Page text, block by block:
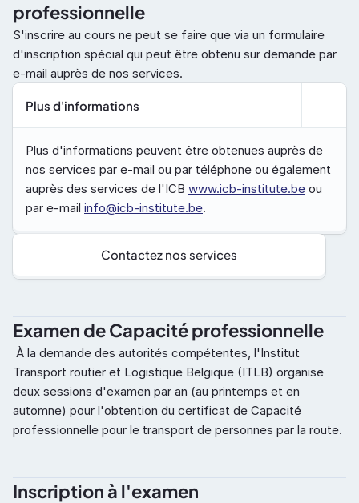
professionnelle
S'inscrire au cours ne peut se faire que via un formulaire
d'inscription spécial qui peut être obtenu sur demande par
e-mail auprès de nos services.
Plus d'informations
Plus d'informations peuvent être obtenues auprès de
nos services par e-mail ou par téléphone ou également
auprès des services de l'ICB www.icb-institute.be ou
par e-mail info@icb-institute.be.
Contactez nos services
Examen de Capacité professionnelle
Transport routier et Logistique Belgique (ITLB) organise
deux sessions d'examen par an (au printemps et en
automne) pour l'obtention du certificat de Capacité
professionnelle pour le transport de personnes par la route.
Inscription à l'examen